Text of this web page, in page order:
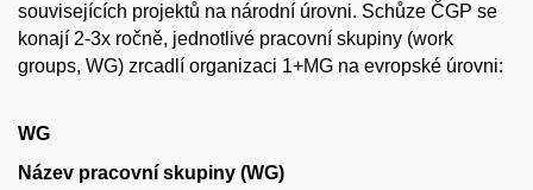
souvisejících projektů na národní úrovni. Schůze ČGP se
konají 2-3x ročně, jednotlivé pracovní skupiny (work
groups, WG) zrcadlí organizaci 1+MG na evropské úrovni:
WG
Název pracovní skupiny (WG)